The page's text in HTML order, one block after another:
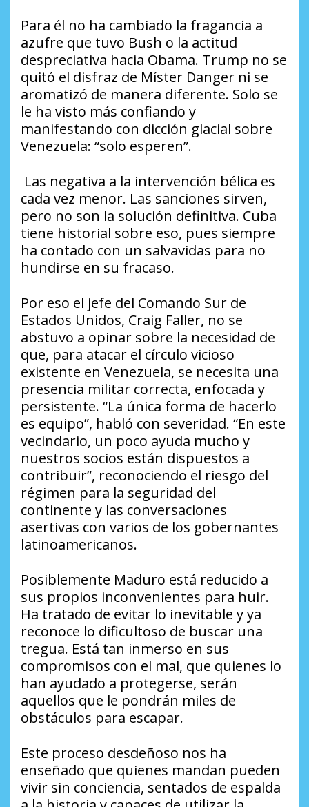
Para él no ha cambiado la fragancia a
azufre que tuvo Bush o la actitud
despreciativa hacia Obama. Trump no se
quitó el disfraz de Míster Danger ni se
aromatizó de manera diferente. Solo se
le ha visto más confiando y
manifestando con dicción glacial sobre
Venezuela: “solo esperen”.
Las negativa a la intervención bélica es
cada vez menor. Las sanciones sirven,
pero no son la solución definitiva. Cuba
tiene historial sobre eso, pues siempre
ha contado con un salvavidas para no
hundirse en su fracaso.
Por eso el jefe del Comando Sur de
Estados Unidos, Craig Faller, no se
abstuvo a opinar sobre la necesidad de
que, para atacar el círculo vicioso
existente en Venezuela, se necesita una
presencia militar correcta, enfocada y
persistente. “La única forma de hacerlo
es equipo”, habló con severidad. “En este
vecindario, un poco ayuda mucho y
nuestros socios están dispuestos a
contribuir”, reconociendo el riesgo del
régimen para la seguridad del
continente y las conversaciones
asertivas con varios de los gobernantes
latinoamericanos.
Posiblemente Maduro está reducido a
sus propios inconvenientes para huir.
Ha tratado de evitar lo inevitable y ya
reconoce lo dificultoso de buscar una
tregua. Está tan inmerso en sus
compromisos con el mal, que quienes lo
han ayudado a protegerse, serán
aquellos que le pondrán miles de
obstáculos para escapar.
Este proceso desdeñoso nos ha
enseñado que quienes mandan pueden
vivir sin conciencia, sentados de espalda